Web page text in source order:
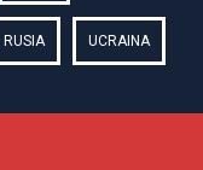
RUSIA UCRAINA